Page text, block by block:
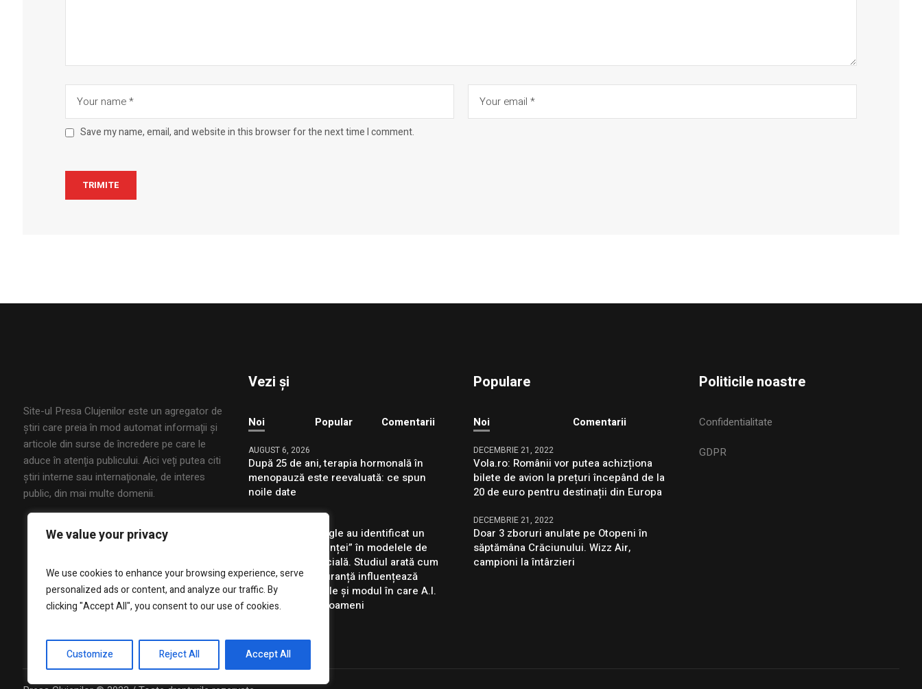
We value your privacy
We use cookies to enhance your browsing experience, serve
personalized ads or content, and analyze our traffic. By
clicking "Accept All", you consent to our use of cookies.
Customize Reject All Accept All
Save my name, email, and website in this browser for the next time I comment.
Site-ul Presa Clujenilor este un agregator de
ştiri care preia în mod automat informaţii şi
articole din surse de încredere pe care le
aduce în atenţia publicului. Aici veţi putea citi
ştiri interne sau internaţionale, de interes
public, din mai multe domenii.
Vezi și
Noi Popular Comentarii
AUGUST 6, 2026
După 25 de ani, terapia hormonală în
menopauză este reevaluată: ce spun
noile date
Cercetătorii Google au identificat un
„vector al conștiinței” în modelele de
Inteligență Artificială. Studiul arată cum
barierele de siguranță influențează
valorile, credințele și modul în care A.I.
se raportează la oameni
Populare
Noi Comentarii
DECEMBRIE 21, 2022
Vola.ro: Românii vor putea achizționa
bilete de avion la prețuri începând de la
20 de euro pentru destinații din Europa
DECEMBRIE 21, 2022
Doar 3 zboruri anulate pe Otopeni în
săptămâna Crăciunului. Wizz Air,
campioni la întârzieri
Politicile noastre
Confidentialitate
GDPR